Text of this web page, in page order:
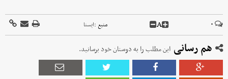
۰ A منبع :ايسنا
هم رسانی این مطلب را به دوستان خود برسانید.